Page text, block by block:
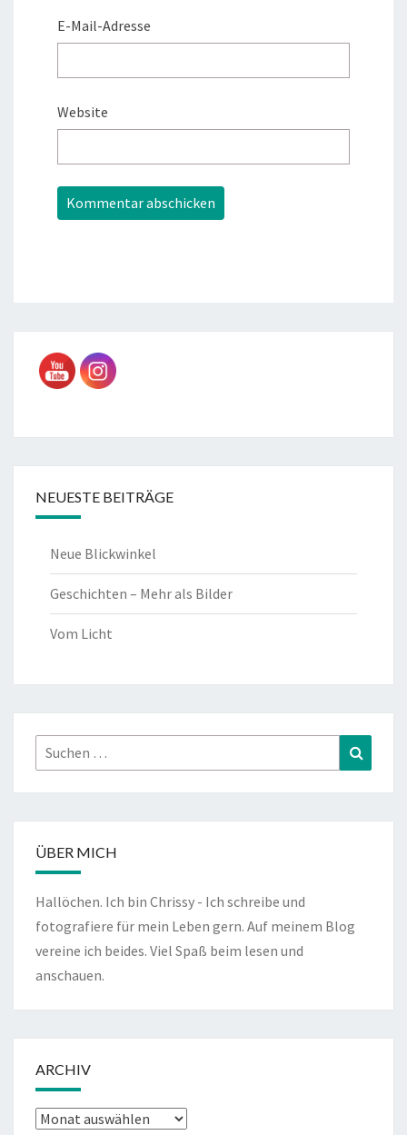
E-Mail-Adresse
Website
NEUESTE BEITRÄGE
Neue Blickwinkel
Geschichten – Mehr als Bilder
Vom Licht
Suchen
nach:
ÜBER MICH
Hallöchen. Ich bin Chrissy - Ich schreibe und
fotografiere für mein Leben gern. Auf meinem Blog
vereine ich beides. Viel Spaß beim lesen und
anschauen.
ARCHIV
Archiv